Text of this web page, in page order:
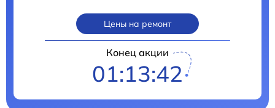
Цены на ремонт
Конец акции
01:13:41